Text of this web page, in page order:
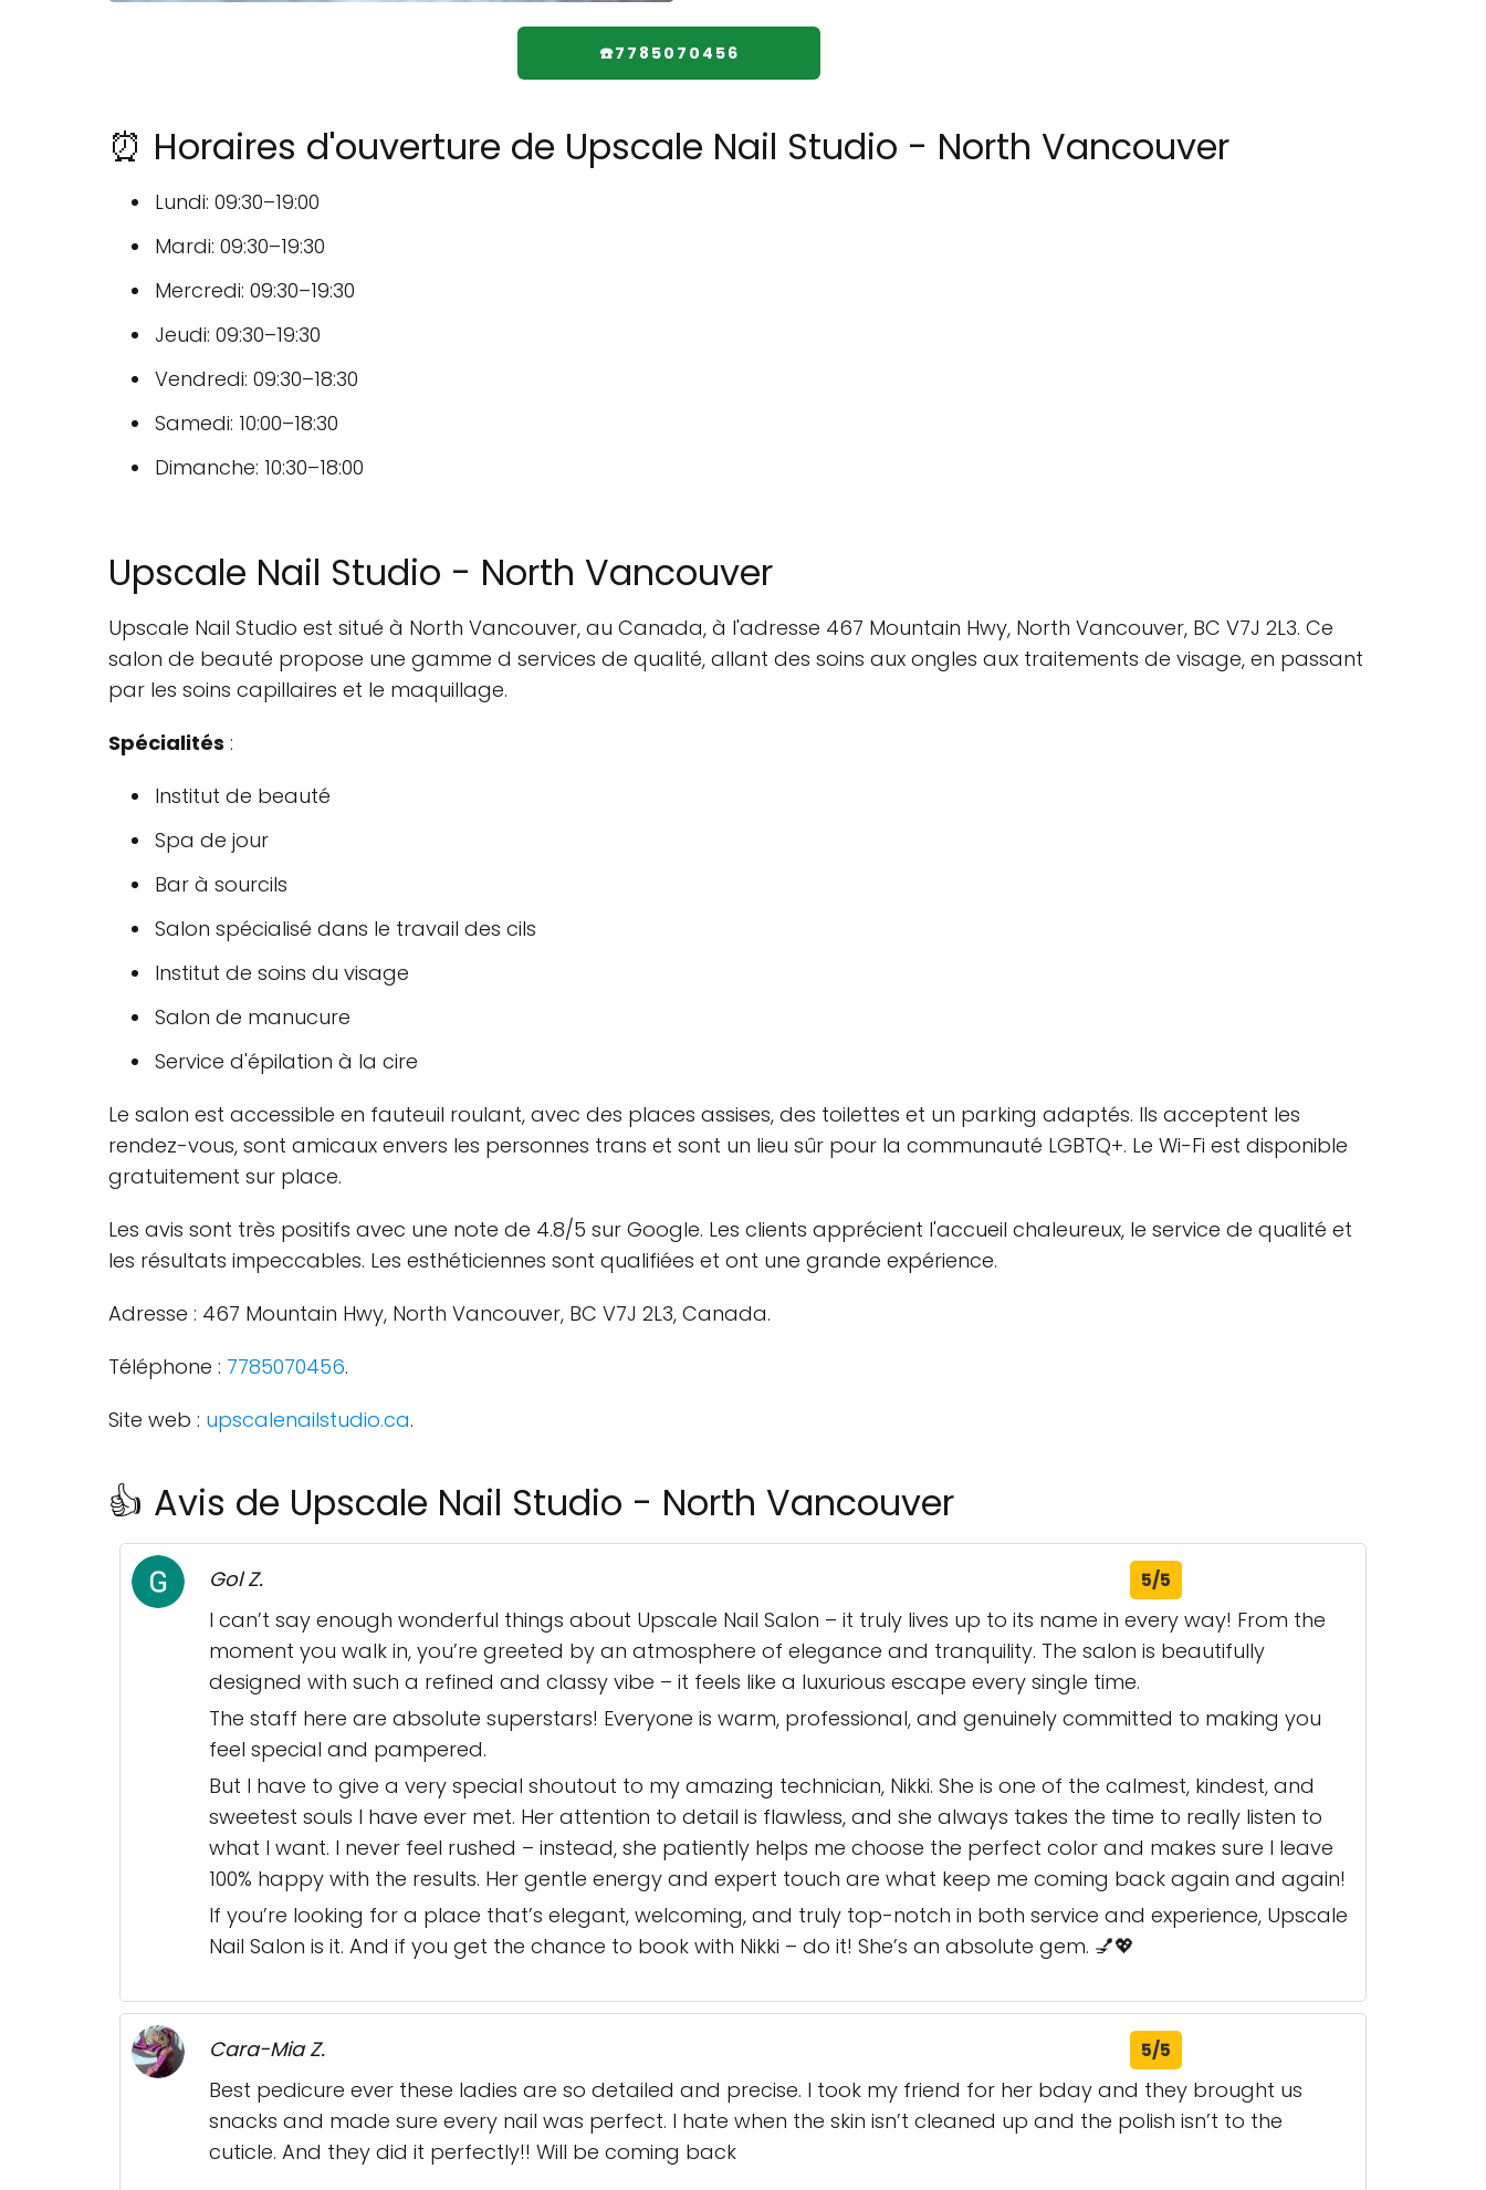
☎️7785070456
⏰ Horaires d'ouverture de Upscale Nail Studio - North Vancouver
Lundi: 09:30–19:00
Mardi: 09:30–19:30
Mercredi: 09:30–19:30
Jeudi: 09:30–19:30
Vendredi: 09:30–18:30
Samedi: 10:00–18:30
Dimanche: 10:30–18:00
Upscale Nail Studio - North Vancouver
Upscale Nail Studio est situé à North Vancouver, au Canada, à l'adresse 467 Mountain Hwy, North Vancouver, BC V7J 2L3. Ce
salon de beauté propose une gamme d services de qualité, allant des soins aux ongles aux traitements de visage, en passant
par les soins capillaires et le maquillage.
Spécialités :
Institut de beauté
Spa de jour
Bar à sourcils
Salon spécialisé dans le travail des cils
Institut de soins du visage
Salon de manucure
Service d'épilation à la cire
Le salon est accessible en fauteuil roulant, avec des places assises, des toilettes et un parking adaptés. Ils acceptent les
rendez-vous, sont amicaux envers les personnes trans et sont un lieu sûr pour la communauté LGBTQ+. Le Wi-Fi est disponible
gratuitement sur place.
Les avis sont très positifs avec une note de 4.8/5 sur Google. Les clients apprécient l'accueil chaleureux, le service de qualité et
les résultats impeccables. Les esthéticiennes sont qualifiées et ont une grande expérience.
Adresse : 467 Mountain Hwy, North Vancouver, BC V7J 2L3, Canada.
Téléphone : 7785070456.
Site web : upscalenailstudio.ca.
👍 Avis de Upscale Nail Studio - North Vancouver
Gol Z. 5/5
I can’t say enough wonderful things about Upscale Nail Salon – it truly lives up to its name in every way! From the
moment you walk in, you’re greeted by an atmosphere of elegance and tranquility. The salon is beautifully
designed with such a refined and classy vibe – it feels like a luxurious escape every single time.
The staff here are absolute superstars! Everyone is warm, professional, and genuinely committed to making you
feel special and pampered.
But I have to give a very special shoutout to my amazing technician, Nikki. She is one of the calmest, kindest, and
sweetest souls I have ever met. Her attention to detail is flawless, and she always takes the time to really listen to
what I want. I never feel rushed – instead, she patiently helps me choose the perfect color and makes sure I leave
100% happy with the results. Her gentle energy and expert touch are what keep me coming back again and again!
If you’re looking for a place that’s elegant, welcoming, and truly top-notch in both service and experience, Upscale
Nail Salon is it. And if you get the chance to book with Nikki – do it! She’s an absolute gem. 💅💖
Cara-Mia Z. 5/5
Best pedicure ever these ladies are so detailed and precise. I took my friend for her bday and they brought us
snacks and made sure every nail was perfect. I hate when the skin isn’t cleaned up and the polish isn’t to the
cuticle. And they did it perfectly!! Will be coming back